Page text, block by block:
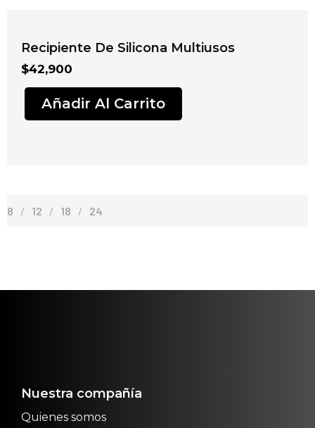
Recipiente De Silicona Multiusos
$42,900
Añadir Al Carrito
8 12 18 24
Nuestra compañía
Quienes somos